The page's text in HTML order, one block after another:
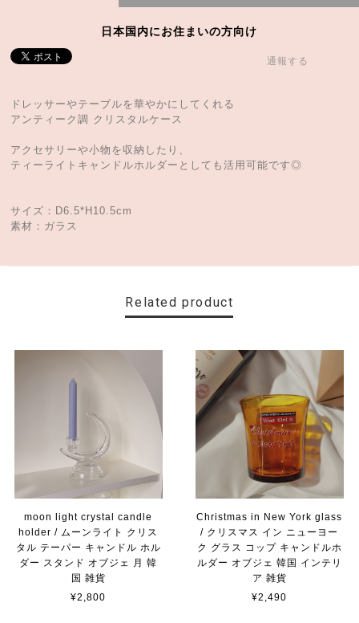
日本国内にお住まいの方向け
通報する
ドレッサーやテーブルを華やかにしてくれる
アンティーク調 クリスタルケース
アクセサリーや小物を収納したり、
ティーライトキャンドルホルダーとしても活用可能です◎
サイズ：D6.5*H10.5cm
素材：ガラス
Related product
moon light crystal candle
holder / ムーンライト クリス
タル テーパー キャンドル ホル
ダー スタンド オブジェ 月 韓
国 雑貨
¥2,800
Christmas in New York glass
/ クリスマス イン ニューヨー
ク グラス コップ キャンドルホ
ルダー オブジェ 韓国 インテリ
ア 雑貨
¥2,490